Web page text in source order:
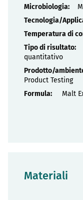
quantitativo
Product Testing
Malt
Materiali